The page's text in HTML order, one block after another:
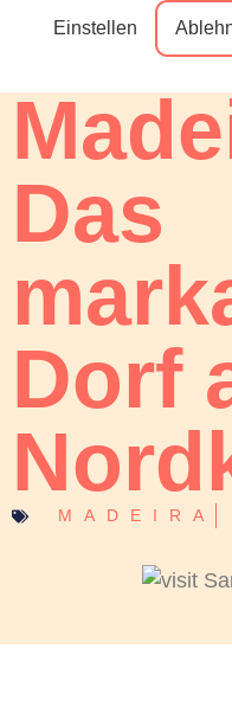
Das
Dorf
MADEIRA
Einstellen